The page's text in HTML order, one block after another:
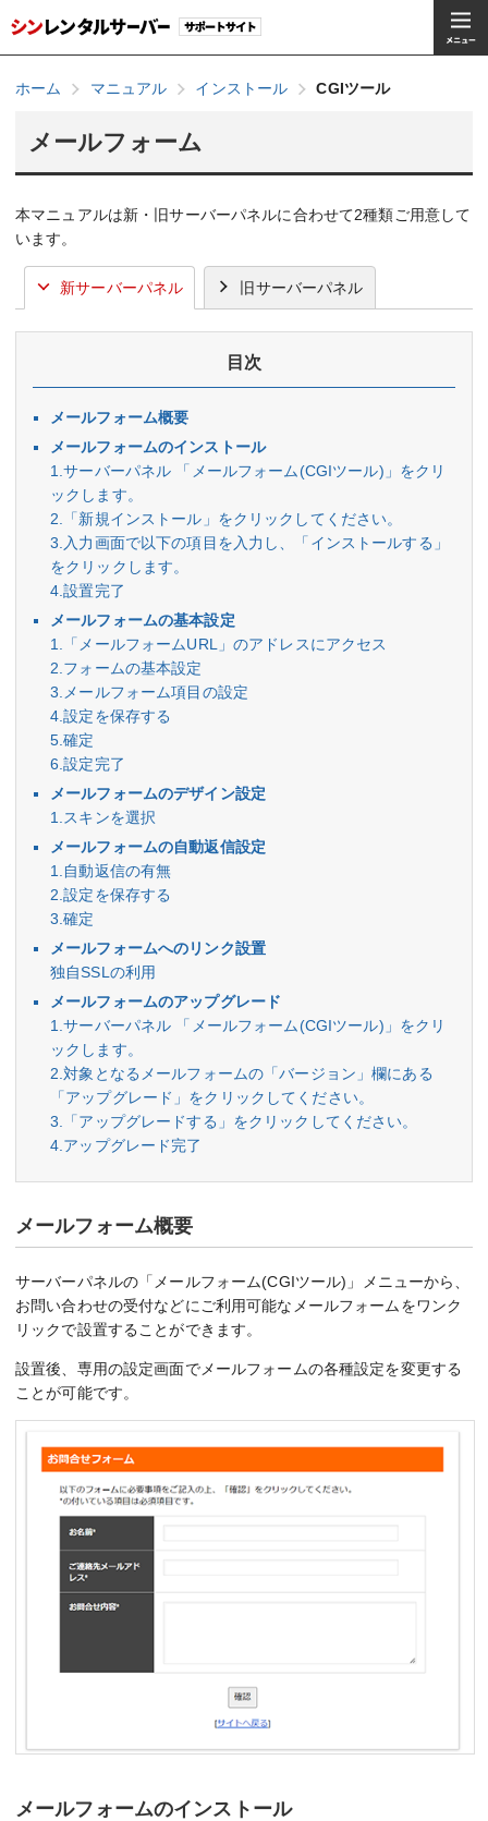
ホーム マニュアル インストール CGIツール
メールフォーム
本マニュアルは新・旧サーバーパネルに合わせて2種類ご用意して
います。
新サーバーパネル
目次
メールフォーム概要
メールフォームのインストール
1.サーバーパネル 「メールフォーム(CGIツール)」をクリ
ックします。
2.「新規インストール」をクリックしてください。
3.入力画面で以下の項目を入力し、「インストールする」
をクリックします。
4.設置完了
メールフォームの基本設定
1.「メールフォームURL」のアドレスにアクセス
2.フォームの基本設定
3.メールフォーム項目の設定
4.設定を保存する
5.確定
6.設定完了
メールフォームのデザイン設定
1.スキンを選択
メールフォームの自動返信設定
1.自動返信の有無
2.設定を保存する
3.確定
メールフォームへのリンク設置
独自SSLの利用
メールフォームのアップグレード
1.サーバーパネル 「メールフォーム(CGIツール)」をクリ
ックします。
2.対象となるメールフォームの「バージョン」欄にある
「アップグレード」をクリックしてください。
3.「アップグレードする」をクリックしてください。
4.アップグレード完了
メールフォーム概要
サーバーパネルの「メールフォーム(CGIツール)」メニューから、
お問い合わせの受付などにご利用可能なメールフォームをワンク
リックで設置することができます。
設置後、専用の設定画面でメールフォームの各種設定を変更する
ことが可能です。
メールフォームのインストール
旧サーバーパネル